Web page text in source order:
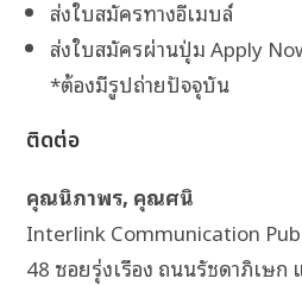
ส่งใบสมัครทางอีเมบล์
ส่งใบสมัครผ่านปุ่ม Apply
*ต้องมีรูปถ่ายปัจจุบัน
ติดต่อ
คุณนิภาพร, คุณศนิ
Interlink Communication
48 ซอยรุ่งเรือง ถนนรัชดาภิเษก